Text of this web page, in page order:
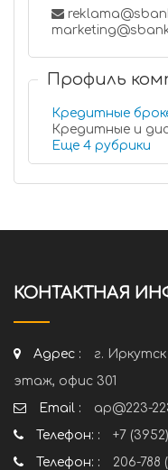
Профиль
Кредитные
Кредитные и
Еще 4 рубрики
КОНТАКТНАЯ
Адрес :
г.
этаж, офис 301
Email :
ap@223-
Телефон: :
+7
Телефон: :
206-